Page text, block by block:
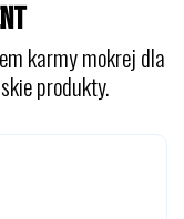
karmy mokrej dla
produkty.